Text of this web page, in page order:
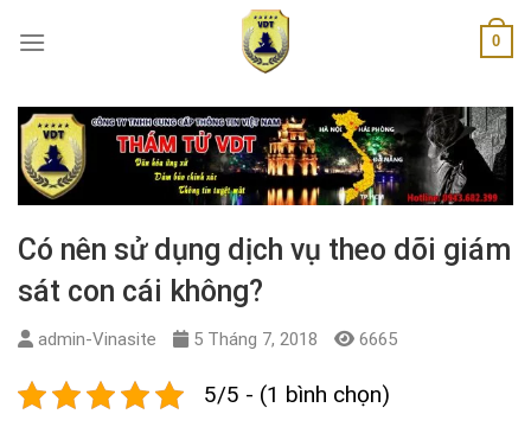
0
Có nên sử dụng dịch vụ theo dõi giám
sát con cái không?
admin-Vinasite 5 Tháng 7, 2018 6665
5/5 - (1 bình chọn)